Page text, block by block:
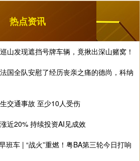
热点资讯
山发现遮挡号牌车辆，竟揪出深山赌窝！
国全队安慰了经历丧亲之痛的德尚，科纳
交通事故 至少10人受伤
近20% 持续投资AI见成效
班车 | “战火”重燃！粤BA第三轮今日打响